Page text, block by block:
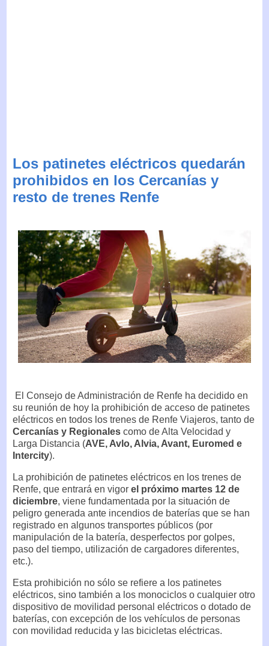
Los patinetes eléctricos quedarán
prohibidos en los Cercanías y
resto de trenes Renfe
El Consejo de Administración de Renfe ha decidido en
su reunión de hoy la prohibición de acceso de patinetes
eléctricos en todos los trenes de Renfe Viajeros, tanto de
Cercanías y Regionales como de Alta Velocidad y
Larga Distancia (AVE, Avlo, Alvia, Avant, Euromed e
Intercity).
La prohibición de patinetes eléctricos en los trenes de
Renfe, que entrará en vigor el próximo martes 12 de
diciembre, viene fundamentada por la situación de
peligro generada ante incendios de baterías que se han
registrado en algunos transportes públicos (por
manipulación de la batería, desperfectos por golpes,
paso del tiempo, utilización de cargadores diferentes,
etc.).
Esta prohibición no sólo se refiere a los patinetes
eléctricos, sino también a los monociclos o cualquier otro
dispositivo de movilidad personal eléctricos o dotado de
baterías, con excepción de los vehículos de personas
con movilidad reducida y las bicicletas eléctricas.